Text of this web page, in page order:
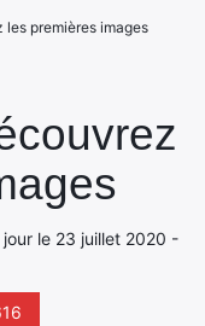
le 23 juillet 2020 -
les premières images